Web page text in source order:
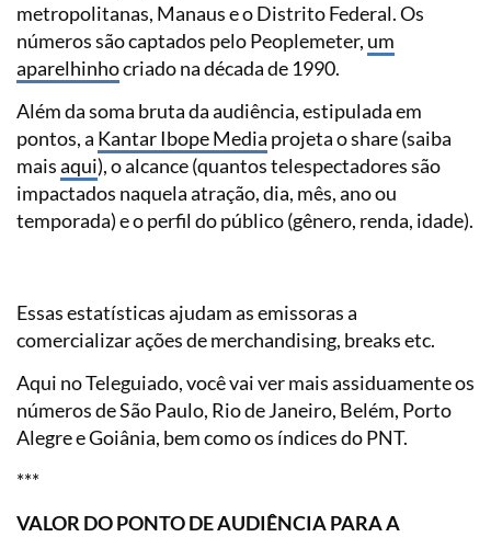
metropolitanas, Manaus e o Distrito Federal. Os
números são captados pelo Peoplemeter, um
aparelhinhocriado na década de 1990.
Além da soma bruta da audiência, estipulada em
pontos, a Kantar Ibope Media projeta o share (saiba
maisaqui), o alcance (quantos telespectadores são
impactados naquela atração, dia, mês, ano ou
temporada) e o perfil do público (gênero, renda, idade).
Essas estatísticas ajudam as emissoras a
comercializar ações de merchandising, breaks etc.
Aqui no Teleguiado, você vai ver mais assiduamente os
números de São Paulo, Rio de Janeiro, Belém, Porto
Alegre e Goiânia, bem como os índices do PNT.
***
VALOR DO PONTO DE AUDIÊNCIA PARA A